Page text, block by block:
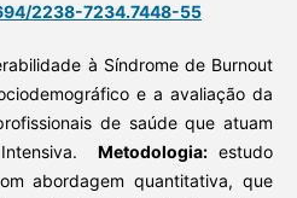
2238-7234.7448-55
à Síndrome de Burnout
e a avaliação da
de saúde que atuam
Intensiva.Metodologia: estudo
abordagem quantitativa, que